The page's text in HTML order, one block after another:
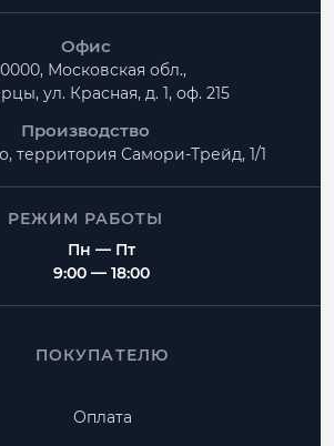
Офис
Московская обл.,
ул. Красная, д. 1, оф. 215
Производство
территория Самори-Трейд, 1/1
РЕЖИМ РАБОТЫ
Пн — Пт
9:00 — 18:00
ПОКУПАТЕЛЮ
Оплата